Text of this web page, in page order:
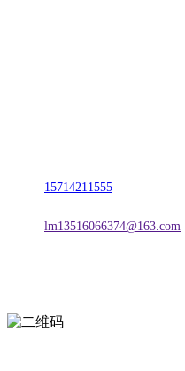
15714211555
lm13516066374@163.com